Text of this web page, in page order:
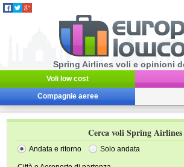
Spring Airlines voli e opinioni
Voli low cost
Compagnie aeree
Cerca voli Spring Airlines
Andata e ritorno Solo andata